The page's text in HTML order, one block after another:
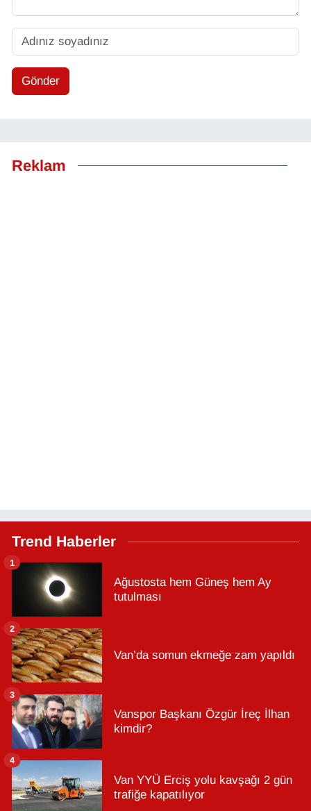
Gönder
Reklam
Trend Haberler
Ağustosta hem Güneş hem Ay
tutulması
1
Van’da somun ekmeğe zam yapıldı
2
Vanspor Başkanı Özgür İreç İlhan
kimdir?
3
Van YYÜ Erciş yolu kavşağı 2 gün
trafiğe kapatılıyor
4